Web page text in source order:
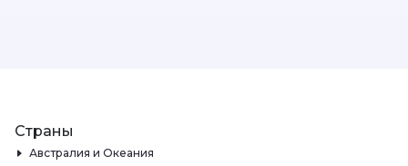
Страны
Австралия и Океания